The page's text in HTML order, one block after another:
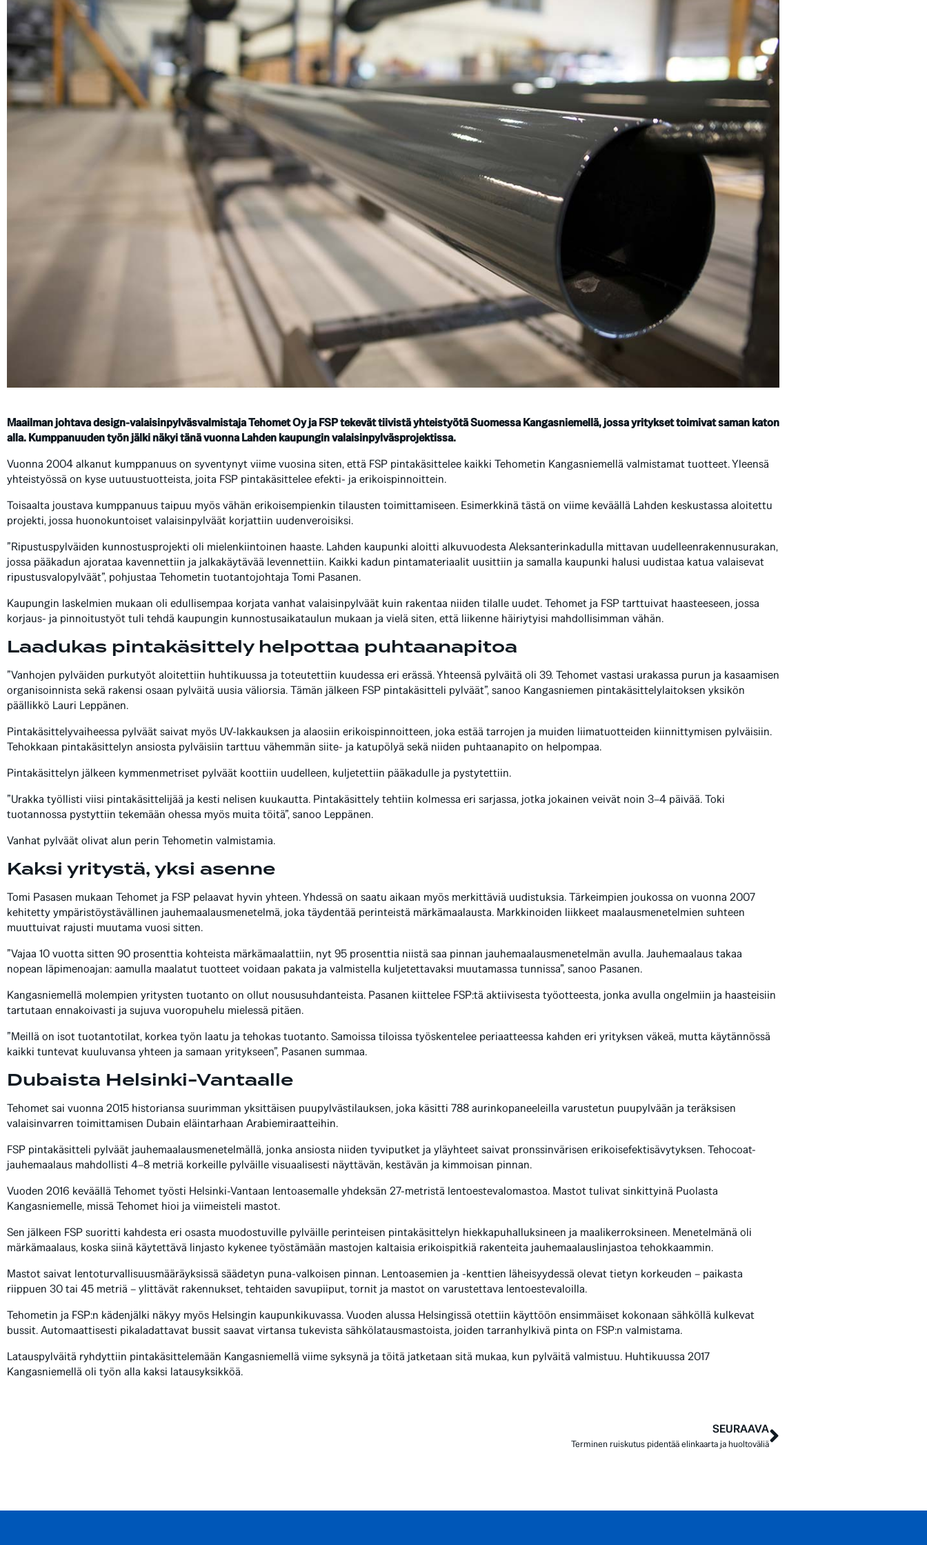
Maailman johtava design-valaisinpylväsvalmistaja Tehomet Oy ja FSP tekevät tiivistä yhteistyötä Suomessa Kangasniemellä, jossa yritykset toimivat saman katon
alla. Kumppanuuden työn jälki näkyi tänä vuonna Lahden kaupungin valaisinpylväsprojektissa.
Vuonna 2004 alkanut kumppanuus on syventynyt viime vuosina siten, että FSP pintakäsittelee kaikki Tehometin Kangasniemellä valmistamat tuotteet. Yleensä
yhteistyössä on kyse uutuustuotteista, joita FSP pintakäsittelee efekti- ja erikoispinnoittein.
Toisaalta joustava kumppanuus taipuu myös vähän erikoisempienkin tilausten toimittamiseen. Esimerkkinä tästä on viime keväällä Lahden keskustassa aloitettu
projekti, jossa huonokuntoiset valaisinpylväät korjattiin uudenveroisiksi.
”Ripustuspylväiden kunnostusprojekti oli mielenkiintoinen haaste. Lahden kaupunki aloitti alkuvuodesta Aleksanterinkadulla mittavan uudelleenrakennusurakan,
jossa pääkadun ajorataa kavennettiin ja jalkakäytävää levennettiin. Kaikki kadun pintamateriaalit uusittiin ja samalla kaupunki halusi uudistaa katua valaisevat
ripustusvalopylväät”, pohjustaa Tehometin tuotantojohtaja Tomi Pasanen.
Kaupungin laskelmien mukaan oli edullisempaa korjata vanhat valaisinpylväät kuin rakentaa niiden tilalle uudet. Tehomet ja FSP tarttuivat haasteeseen, jossa
korjaus- ja pinnoitustyöt tuli tehdä kaupungin kunnostusaikataulun mukaan ja vielä siten, että liikenne häiriytyisi mahdollisimman vähän.
Laadukas pintakäsittely helpottaa puhtaanapitoa
”Vanhojen pylväiden purkutyöt aloitettiin huhtikuussa ja toteutettiin kuudessa eri erässä. Yhteensä pylväitä oli 39. Tehomet vastasi urakassa purun ja kasaamisen
organisoinnista sekä rakensi osaan pylväitä uusia väliorsia. Tämän jälkeen FSP pintakäsitteli pylväät”, sanoo Kangasniemen pintakäsittelylaitoksen yksikön
päällikkö Lauri Leppänen.
Pintakäsittelyvaiheessa pylväät saivat myös UV-lakkauksen ja alaosiin erikoispinnoitteen, joka estää tarrojen ja muiden liimatuotteiden kiinnittymisen pylväisiin.
Tehokkaan pintakäsittelyn ansiosta pylväisiin tarttuu vähemmän siite- ja katupölyä sekä niiden puhtaanapito on helpompaa.
Pintakäsittelyn jälkeen kymmenmetriset pylväät koottiin uudelleen, kuljetettiin pääkadulle ja pystytettiin.
”Urakka työllisti viisi pintakäsittelijää ja kesti nelisen kuukautta. Pintakäsittely tehtiin kolmessa eri sarjassa, jotka jokainen veivät noin 3–4 päivää. Toki
tuotannossa pystyttiin tekemään ohessa myös muita töitä”, sanoo Leppänen.
Vanhat pylväät olivat alun perin Tehometin valmistamia.
Kaksi yritystä, yksi asenne
Tomi Pasasen mukaan Tehomet ja FSP pelaavat hyvin yhteen. Yhdessä on saatu aikaan myös merkittäviä uudistuksia. Tärkeimpien joukossa on vuonna 2007
kehitetty ympäristöystävällinen jauhemaalausmenetelmä, joka täydentää perinteistä märkämaalausta. Markkinoiden liikkeet maalausmenetelmien suhteen
muuttuivat rajusti muutama vuosi sitten.
”Vajaa 10 vuotta sitten 90 prosenttia kohteista märkämaalattiin, nyt 95 prosenttia niistä saa pinnan jauhemaalausmenetelmän avulla. Jauhemaalaus takaa
nopean läpimenoajan: aamulla maalatut tuotteet voidaan pakata ja valmistella kuljetettavaksi muutamassa tunnissa”, sanoo Pasanen.
Kangasniemellä molempien yritysten tuotanto on ollut noususuhdanteista. Pasanen kiittelee FSP:tä aktiivisesta työotteesta, jonka avulla ongelmiin ja haasteisiin
tartutaan ennakoivasti ja sujuva vuoropuhelu mielessä pitäen.
”Meillä on isot tuotantotilat, korkea työn laatu ja tehokas tuotanto. Samoissa tiloissa työskentelee periaatteessa kahden eri yrityksen väkeä, mutta käytännössä
kaikki tuntevat kuuluvansa yhteen ja samaan yritykseen”, Pasanen summaa.
Dubaista Helsinki-Vantaalle
Tehomet sai vuonna 2015 historiansa suurimman yksittäisen puupylvästilauksen, joka käsitti 788 aurinkopaneeleilla varustetun puupylvään ja teräksisen
valaisinvarren toimittamisen Dubain eläintarhaan Arabiemiraatteihin.
FSP pintakäsitteli pylväät jauhemaalausmenetelmällä, jonka ansiosta niiden tyviputket ja yläyhteet saivat pronssinvärisen erikoisefektisävytyksen. Tehocoat-
jauhemaalaus mahdollisti 4–8 metriä korkeille pylväille visuaalisesti näyttävän, kestävän ja kimmoisan pinnan.
Vuoden 2016 keväällä Tehomet työsti Helsinki-Vantaan lentoasemalle yhdeksän 27-metristä lentoestevalomastoa. Mastot tulivat sinkittyinä Puolasta
Kangasniemelle, missä Tehomet hioi ja viimeisteli mastot.
Sen jälkeen FSP suoritti kahdesta eri osasta muodostuville pylväille perinteisen pintakäsittelyn hiekkapuhalluksineen ja maalikerroksineen. Menetelmänä oli
märkämaalaus, koska siinä käytettävä linjasto kykenee työstämään mastojen kaltaisia erikoispitkiä rakenteita jauhemaalauslinjastoa tehokkaammin.
Mastot saivat lentoturvallisuusmääräyksissä säädetyn puna-valkoisen pinnan. Lentoasemien ja -kenttien läheisyydessä olevat tietyn korkeuden – paikasta
riippuen 30 tai 45 metriä – ylittävät rakennukset, tehtaiden savupiiput, tornit ja mastot on varustettava lentoestevaloilla.
Tehometin ja FSP:n kädenjälki näkyy myös Helsingin kaupunkikuvassa. Vuoden alussa Helsingissä otettiin käyttöön ensimmäiset kokonaan sähköllä kulkevat
bussit. Automaattisesti pikaladattavat bussit saavat virtansa tukevista sähkölatausmastoista, joiden tarranhylkivä pinta on FSP:n valmistama.
Latauspylväitä ryhdyttiin pintakäsittelemään Kangasniemellä viime syksynä ja töitä jatketaan sitä mukaa, kun pylväitä valmistuu. Huhtikuussa 2017
Kangasniemellä oli työn alla kaksi latausyksikköä.
SEURAAVA
Terminen ruiskutus pidentää elinkaarta ja huoltoväliä